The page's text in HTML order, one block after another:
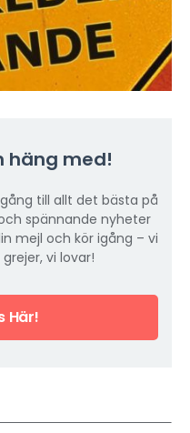
häng med!
till allt det bästa på
spännande nyheter
mejl och kör igång – vi
vi lovar!
Här!